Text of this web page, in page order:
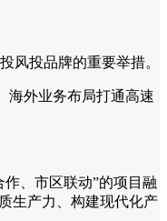
风投品牌的重要举措。
海外业务布局打通高速
、市区联动”的项目融
生产力、构建现代化产